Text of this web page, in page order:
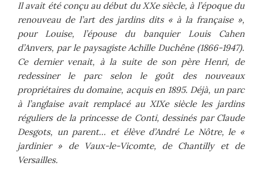
Il avait été conçu au début du XXe siècle, à l’époque du
renouveau de l’art des jardins dits « à la française »,
pour Louise, l’épouse du banquier Louis Cahen
d’Anvers, par le paysagiste Achille Duchêne (1866-1947).
Ce dernier venait, à la suite de son père Henri, de
redessiner le parc selon le goût des nouveaux
propriétaires du domaine, acquis en 1895. Déjà, un parc
à l’anglaise avait remplacé au XIXe siècle les jardins
réguliers de la princesse de Conti, dessinés par Claude
Desgots, un parent… et élève d’André Le Nôtre, le «
jardinier » de Vaux-le-Vicomte, de Chantilly et de
Versailles.